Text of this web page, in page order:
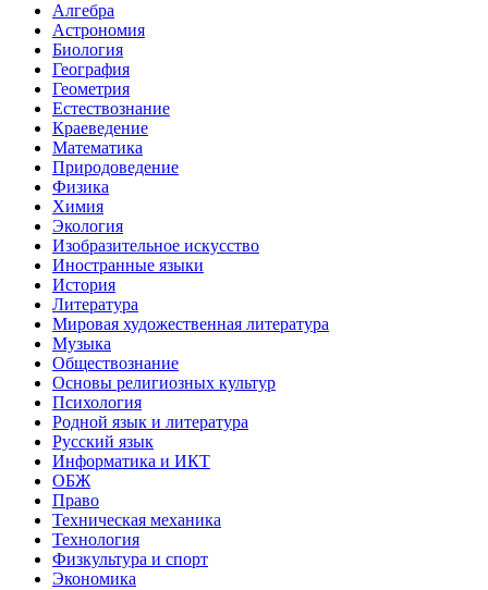
Алгебра
Астрономия
Биология
География
Геометрия
Естествознание
Краеведение
Математика
Природоведение
Физика
Химия
Экология
Изобразительное искусство
Иностранные языки
История
Литература
Мировая художественная литература
Музыка
Обществознание
Основы религиозных культур
Психология
Родной язык и литература
Русский язык
Информатика и ИКТ
ОБЖ
Право
Техническая механика
Технология
Физкультура и спорт
Экономика